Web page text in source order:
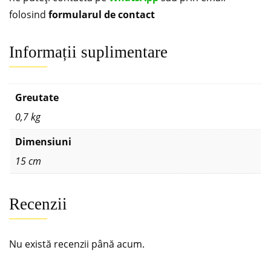
folosind formularul de contact
Informații suplimentare
Greutate
0,7 kg
Dimensiuni
15 cm
Recenzii
Nu există recenzii până acum.